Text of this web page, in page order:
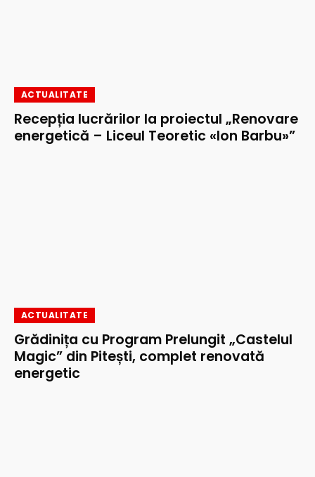
ACTUALITATE
Recepția lucrărilor la proiectul „Renovare
energetică – Liceul Teoretic «Ion Barbu»”
ACTUALITATE
Grădinița cu Program Prelungit „Castelul
Magic” din Pitești, complet renovată
energetic